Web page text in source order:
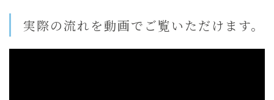
実際の流れを動画でご覧いただけます。